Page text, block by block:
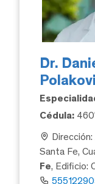
Dr.
Cédula:
Santa Fe,
Fe, Edificio: